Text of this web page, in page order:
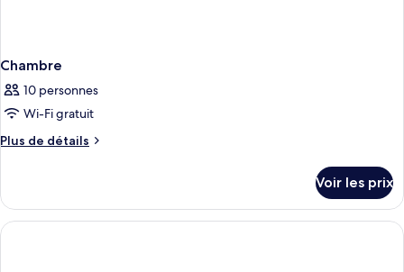
Chambre
10 personnes
Wi-Fi gratuit
Plus de détails
Plus
le
type
de
Voir les prix